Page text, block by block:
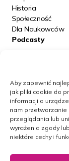
Aby zapewnić
jak pliki cookie do
informacji o
nam przetwarzanie
przeglądania lub
wyrażenia zgody
niektóre cechy i
Historia
Społeczność
Dla Naukowców
Podcasty
Obserwuj nas